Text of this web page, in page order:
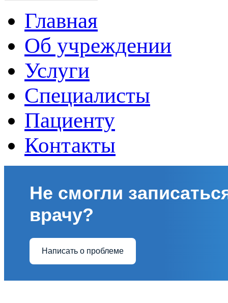
Главная
Об учреждении
Услуги
Специалисты
Пациенту
Контакты
Не смогли
врачу?
Написать о проблеме